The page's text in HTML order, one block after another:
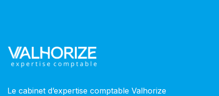
Le cabinet d’expertise comptable Valhorize